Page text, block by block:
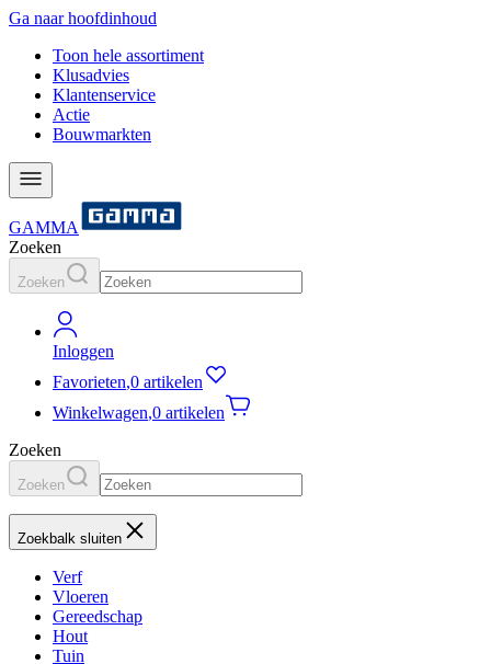
Ga naar hoofdinhoud
Toon hele assortiment
Klusadvies
Klantenservice
Actie
Bouwmarkten
GAMMA
Zoeken
Zoeken
Inloggen
Favorieten,0 artikelen
Winkelwagen,0 artikelen
Zoeken
Zoeken
Zoekbalk sluiten
Verf
Vloeren
Gereedschap
Hout
Tuin